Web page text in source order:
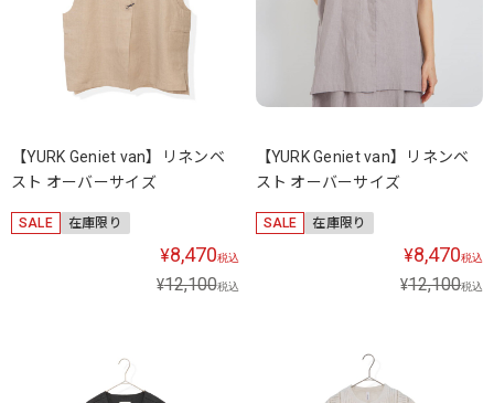
【YURK Geniet van】リネンベ
スト オーバーサイズ
SALE 在庫限り
¥8,470税込
¥12,100税込
【YURK Geniet van】リネンベ
スト オーバーサイズ
SALE 在庫限り
¥8,470税込
¥12,100税込